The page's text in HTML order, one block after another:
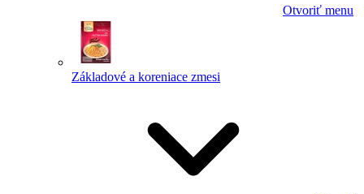
Otvoriť menu
Základové a koreniace zmesi